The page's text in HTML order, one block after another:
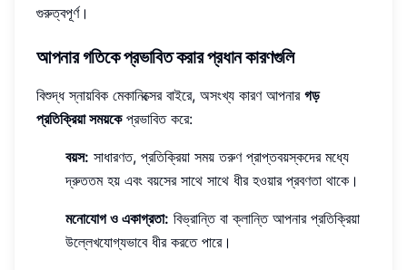
গুরুত্বপূর্ণ।
আপনার গতিকে প্রভাবিত করার প্রধান কারণগুলি
বিশুদ্ধ স্নায়বিক মেকানিক্সের বাইরে, অসংখ্য কারণ আপনার গড়
প্রতিক্রিয়া সময়কেপ্রভাবিত করে:
বয়স: সাধারণত, প্রতিক্রিয়া সময় তরুণ প্রাপ্তবয়স্কদের মধ্যে
দ্রুততম হয় এবং বয়সের সাথে সাথে ধীর হওয়ার প্রবণতা থাকে।
মনোযোগ ও একাগ্রতা: বিভ্রান্তি বা ক্লান্তি আপনার প্রতিক্রিয়া
উল্লেখযোগ্যভাবে ধীর করতে পারে।